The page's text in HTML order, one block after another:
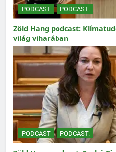
PODCAST PODCAST.
Zöld Hang podcast:
világ viharában
PODCAST PODCAST.